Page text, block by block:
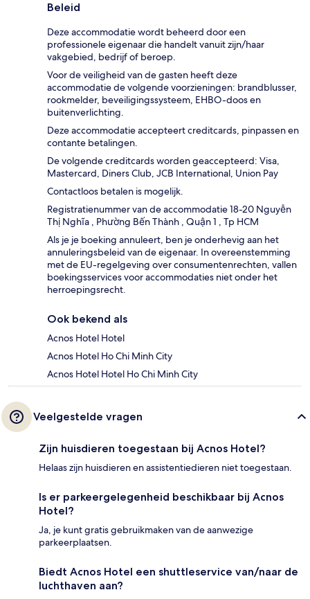
Beleid
Deze accommodatie wordt beheerd door een
professionele eigenaar die handelt vanuit zijn/haar
vakgebied, bedrijf of beroep.
Voor de veiligheid van de gasten heeft deze
accommodatie de volgende voorzieningen: brandblusser,
rookmelder, beveiligingssysteem, EHBO-doos en
buitenverlichting.
Deze accommodatie accepteert creditcards, pinpassen en
contante betalingen.
De volgende creditcards worden geaccepteerd: Visa,
Mastercard, Diners Club, JCB International, Union Pay
Contactloos betalen is mogelijk.
Registratienummer van de accommodatie 18-20 Nguyễn
Thị Nghĩa , Phường Bến Thành , Quận 1 , Tp HCM
Als je je boeking annuleert, ben je onderhevig aan het
annuleringsbeleid van de eigenaar. In overeenstemming
met de EU-regelgeving over consumentenrechten, vallen
boekingsservices voor accommodaties niet onder het
herroepingsrecht.
Ook bekend als
Acnos Hotel Hotel
Acnos Hotel Ho Chi Minh City
Acnos Hotel Hotel Ho Chi Minh City
Veelgestelde vragen
Zijn huisdieren toegestaan bij Acnos Hotel?
Helaas zijn huisdieren en assistentiedieren niet toegestaan.
Is er parkeergelegenheid beschikbaar bij Acnos
Hotel?
Ja, je kunt gratis gebruikmaken van de aanwezige
parkeerplaatsen.
Biedt Acnos Hotel een shuttleservice van/naar de
luchthaven aan?